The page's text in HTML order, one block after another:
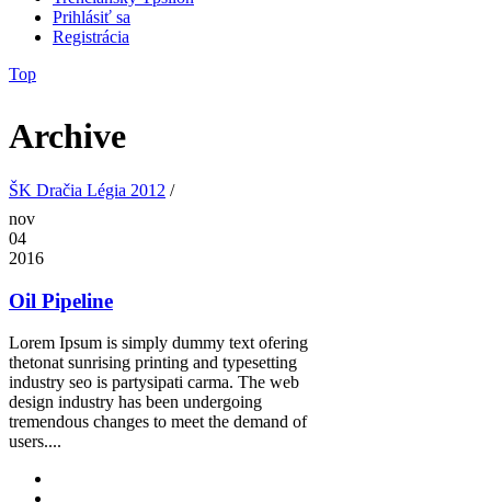
Prihlásiť sa
Registrácia
Top
Archive
ŠK Dračia Légia 2012 /
nov
04
2016
Oil Pipeline
Lorem Ipsum is simply dummy text ofering
thetonat sunrising printing and typesetting
industry seo is partysipati carma. The web
design industry has been undergoing
tremendous changes to meet the demand of
users....